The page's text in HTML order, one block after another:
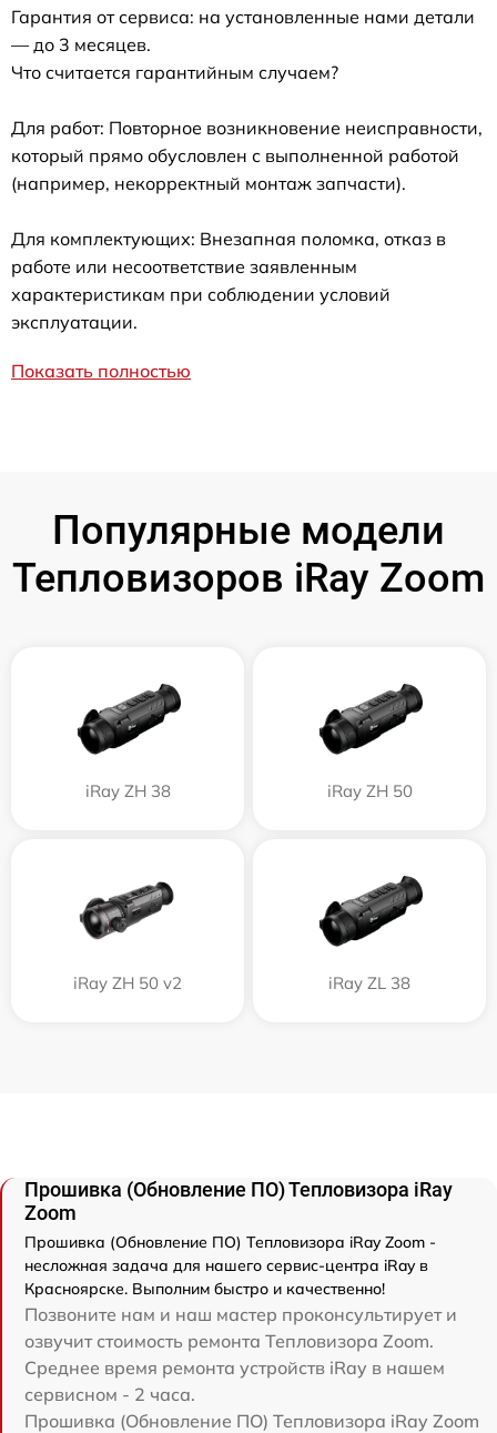
Гарантия от сервиса: на установленные нами детали
— до 3 месяцев.
Что считается гарантийным случаем?
Для работ: Повторное возникновение неисправности,
который прямо обусловлен с выполненной работой
(например, некорректный монтаж запчасти).
Для комплектующих: Внезапная поломка, отказ в
работе или несоответствие заявленным
характеристикам при соблюдении условий
эксплуатации.
Показать полностью
Популярные модели
Тепловизоров iRay Zoom
iRay ZH 38 iRay ZH 50
iRay ZH 50 v2 iRay ZL 38
Прошивка (Обновление ПО) Тепловизора iRay
Zoom
Прошивка (Обновление ПО) Тепловизора iRay Zoom -
несложная задача для нашего сервис-центра iRay в
Красноярске. Выполним быстро и качественно!
Позвоните нам и наш мастер проконсультирует и
озвучит стоимость ремонта Тепловизора Zoom.
Среднее время ремонта устройств iRay в нашем
сервисном - 2 часа.
Прошивка (Обновление ПО) Тепловизора iRay Zoom